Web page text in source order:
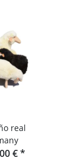
real
€*